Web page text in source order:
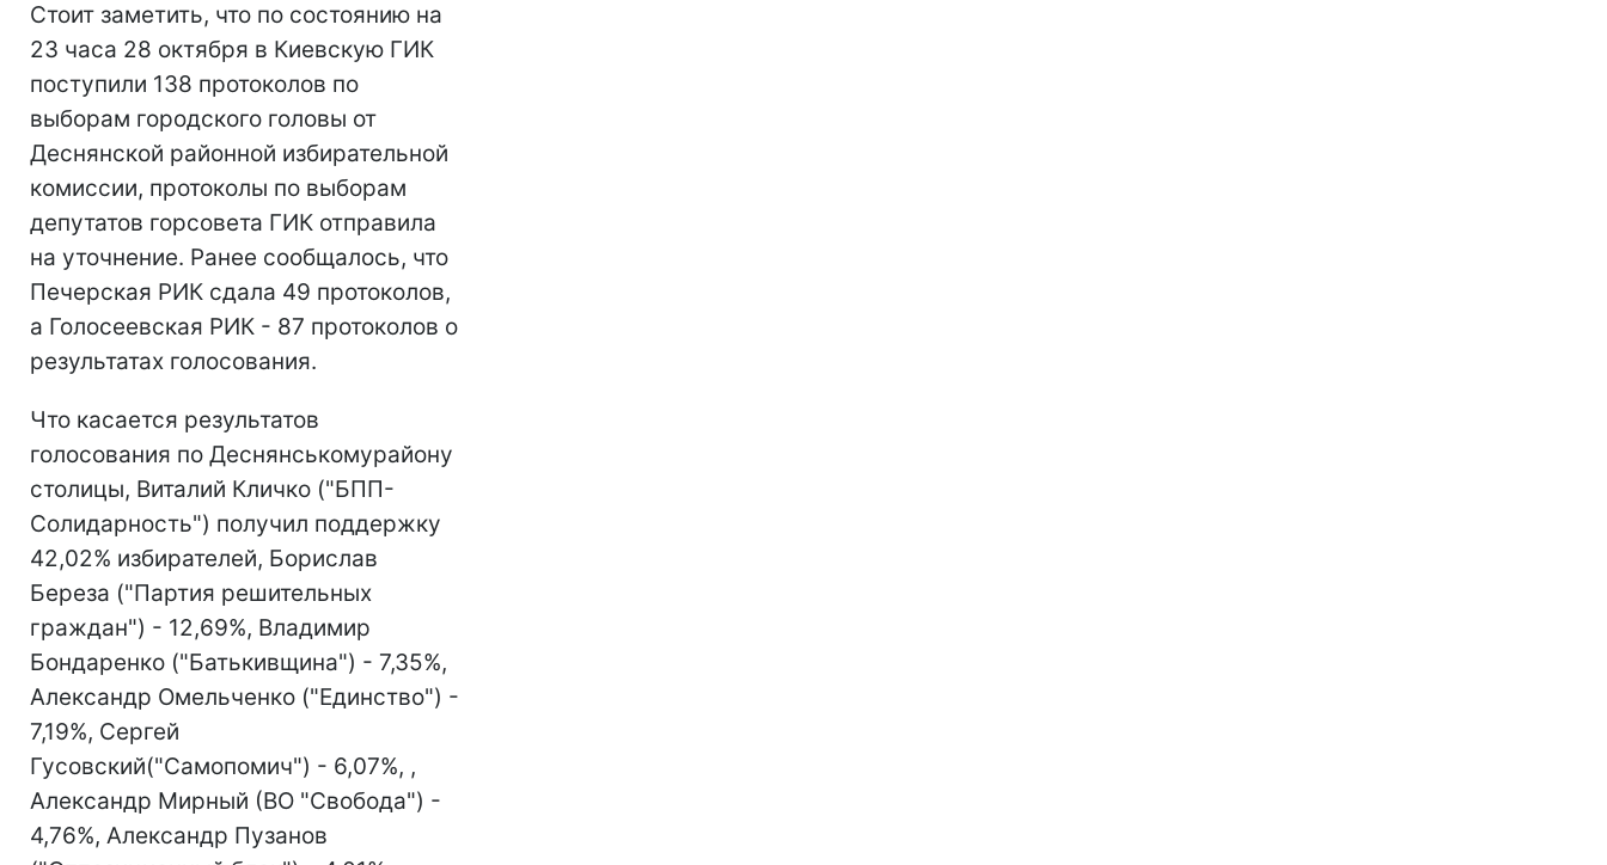
Стоит заметить, что по состоянию на
23 часа 28 октября в Киевскую ГИК
поступили 138 протоколов по
выборам городского головы от
Деснянской районной избирательной
комиссии, протоколы по выборам
депутатов горсовета ГИК отправила
на уточнение. Ранее сообщалось, что
Печерская РИК сдала 49 протоколов,
а Голосеевская РИК - 87 протоколов о
результатах голосования.
Что касается результатов
голосования по Деснянськомурайону
столицы, Виталий Кличко ("БПП-
Солидарность") получил поддержку
42,02% избирателей, Борислав
Береза ("Партия решительных
граждан") - 12,69%, Владимир
Бондаренко ("Батькивщина") - 7,35%,
Александр Омельченко ("Единство") -
7,19%, Сергей
Гусовский("Самопомич") - 6,07%, ,
Александр Мирный (ВО "Свобода") -
4,76%, Александр Пузанов